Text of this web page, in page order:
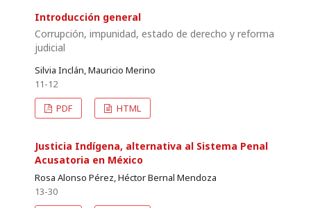
Introducción general
Corrupción, impunidad, estado de derecho y reforma
judicial
Silvia Inclán, Mauricio Merino
11-12
PDF
HTML
Justicia Indígena, alternativa al Sistema Penal
Acusatoria en México
Rosa Alonso Pérez, Héctor Bernal Mendoza
13-30